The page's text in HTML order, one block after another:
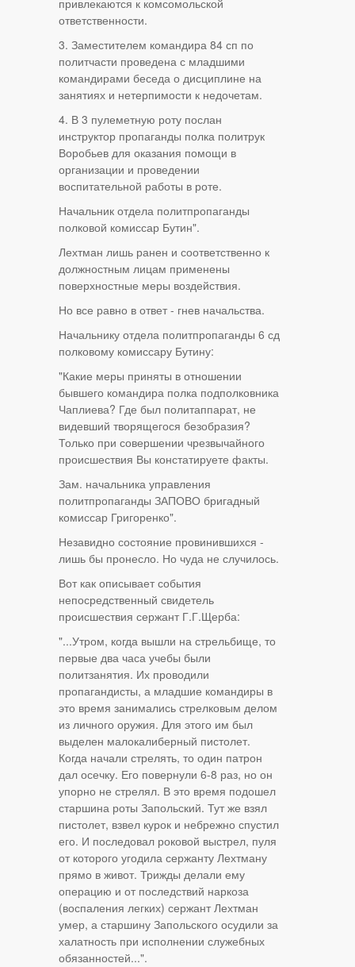
привлекаются к комсомольской
ответственности.
3. Заместителем командира 84 сп по
политчасти проведена с младшими
командирами беседа о дисциплине на
занятиях и нетерпимости к недочетам.
4. В 3 пулеметную роту послан
инструктор пропаганды полка политрук
Воробьев для оказания помощи в
организации и проведении
воспитательной работы в роте.
Начальник отдела политпропаганды
полковой комиссар Бутин".
Лехтман лишь ранен и соответственно к
должностным лицам применены
поверхностные меры воздействия.
Но все равно в ответ - гнев начальства.
Начальнику отдела политпропаганды 6 сд
полковому комиссару Бутину:
"Какие меры приняты в отношении
бывшего командира полка подполковника
Чаплиева? Где был политаппарат, не
видевший творящегося безобразия?
Только при совершении чрезвычайного
происшествия Вы констатируете факты.
Зам. начальника управления
политпропаганды ЗАПОВО бригадный
комиссар Григоренко".
Незавидно состояние провинившихся -
лишь бы пронесло. Но чуда не случилось.
Вот как описывает события
непосредственный свидетель
происшествия сержант Г.Г.Щерба:
"...Утром, когда вышли на стрельбище, то
первые два часа учебы были
политзанятия. Их проводили
пропагандисты, а младшие командиры в
это время занимались стрелковым делом
из личного оружия. Для этого им был
выделен малокалиберный пистолет.
Когда начали стрелять, то один патрон
дал осечку. Его повернули 6-8 раз, но он
упорно не стрелял. В это время подошел
старшина роты Запольский. Тут же взял
пистолет, взвел курок и небрежно спустил
его. И последовал роковой выстрел, пуля
от которого угодила сержанту Лехтману
прямо в живот. Трижды делали ему
операцию и от последствий наркоза
(воспаления легких) сержант Лехтман
умер, а старшину Запольского осудили за
халатность при исполнении служебных
обязанностей...".